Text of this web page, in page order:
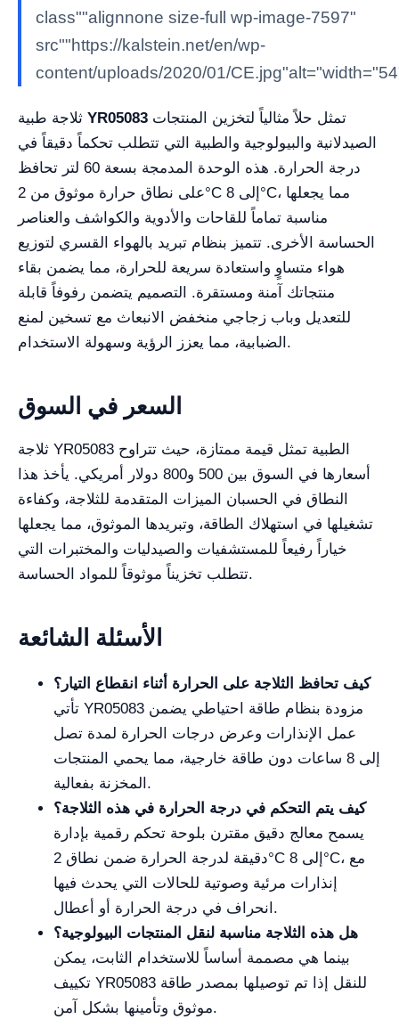
class""alignnone size-full wp-image-7597"
src""https://kalstein.net/en/wp-
content/uploads/2020/01/
YR05083
الصيدلانية والبيولوجية والطبية التي تتطلب تحكماً دقيقاً في
درجة الحرارة. هذه الوحدة المدمجة بسعة 60 لتر تحافظ
على نطاق حرارة موثوق من 2°C إلى 8°C، مما يجعلها
مناسبة تماماً للقاحات والأدوية والكواشف والعناصر
الحساسة الأخرى. تتميز بنظام تبريد بالهواء القسري لتوزيع
هواء متساوٍ واستعادة سريعة للحرارة، مما يضمن بقاء
منتجاتك آمنة ومستقرة. التصميم يتضمن رفوفاً قابلة
للتعديل وباب زجاجي منخفض الانبعاث مع تسخين لمنع
الضبابية، مما يعزز الرؤية وسهولة الاستخدام.
السعر في السوق
ثلاجة YR05083 الطبية تمثل قيمة ممتازة، حيث تتراوح
أسعارها في السوق بين 500 و800 دولار أمريكي. يأخذ هذا
النطاق في الحسبان الميزات المتقدمة للثلاجة، وكفاءة
تشغيلها في استهلاك الطاقة، وتبريدها الموثوق، مما يجعلها
خياراً رفيعاً للمستشفيات والصيدليات والمختبرات التي
تتطلب تخزيناً موثوقاً للمواد الحساسة.
الأسئلة الشائعة
كيف تحافظ الثلاجة على الحرارة أثناء انقطاع التيار؟
تأتي YR05083 مزودة بنظام طاقة احتياطي يضمن
عمل الإنذارات وعرض درجات الحرارة لمدة تصل
إلى 8 ساعات دون طاقة خارجية، مما يحمي المنتجات
المخزنة بفعالية.
كيف يتم التحكم في درجة الحرارة في هذه الثلاجة؟
يسمح معالج دقيق مقترن بلوحة تحكم رقمية بإدارة
دقيقة لدرجة الحرارة ضمن نطاق 2°C إلى 8°C، مع
إنذارات مرئية وصوتية للحالات التي يحدث فيها
انحراف في درجة الحرارة أو أعطال.
هل هذه الثلاجة مناسبة لنقل المنتجات البيولوجية؟
بينما هي مصممة أساساً للاستخدام الثابت، يمكن
تكييف YR05083 للنقل إذا تم توصيلها بمصدر طاقة
موثوق وتأمينها بشكل آمن.